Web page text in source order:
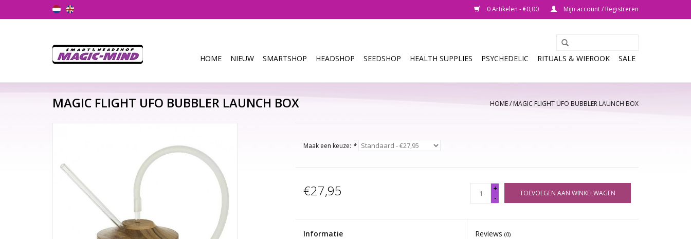
0 Artikelen - €0,00 Mijn account / Registreren
HOME NIEUW SMARTSHOP HEADSHOP SEEDSHOP HEALTH SUPPLIES PSYCHEDELIC RITUALS & WIEROOK SALE
MAGIC FLIGHT UFO BUBBLER LAUNCH BOX HOME/MAGIC FLIGHT UFO BUBBLER LAUNCH BOX
Maak een keuze: *
€27,95
+
-
TOEVOEGEN AAN WINKELWAGEN
Informatie Reviews(0)